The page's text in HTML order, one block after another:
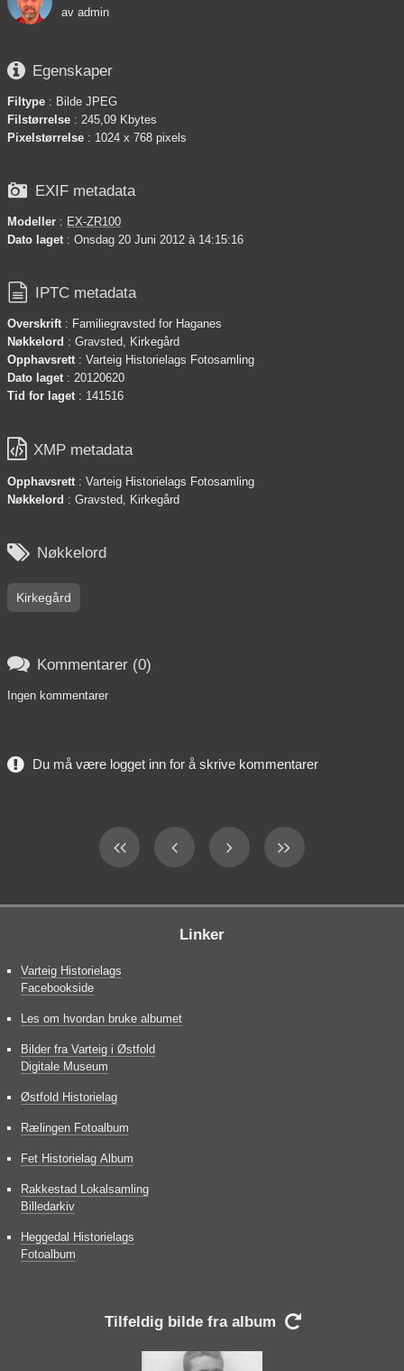
av admin
 Egenskaper
Filtype : Bilde JPEG
Filstørrelse : 245,09 Kbytes
Pixelstørrelse : 1024 x 768 pixels
 EXIF metadata
Modeller : EX-ZR100
Dato laget: Onsdag 20 Juni 2012 à 14:15:16
 IPTC metadata
Overskrift: Familiegravsted for Haganes
Nøkkelord : Gravsted, Kirkegård
Opphavsrett: Varteig Historielags Fotosamling
Dato laget: 20120620
Tid for laget: 141516
 XMP metadata
Opphavsrett: Varteig Historielags Fotosamling
Nøkkelord : Gravsted, Kirkegård
 Nøkkelord
Kirkegård
 Kommentarer (0)
Ingen kommentarer
Du må være logget inn for å skrive kommentarer
Linker
Varteig Historielags
Facebookside
Les om hvordan bruke albumet
Bilder fra Varteig i Østfold
Digitale Museum
Østfold Historielag
Rælingen Fotoalbum
Fet Historielag Album
Rakkestad Lokalsamling
Billedarkiv
Heggedal Historielags
Fotoalbum
Tilfeldig bilde fra album 